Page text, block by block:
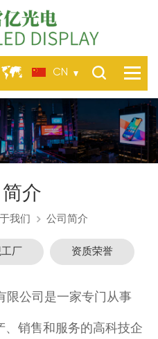
CN
介
我们 公司简介
厂 资质荣誉
公司是一家专门从事
、销售和服务的高科技企